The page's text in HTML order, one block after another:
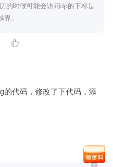
2*dp[N][W]);
= 0;
i++) {
的时候可能会访问dp的下标是
。

的代码，修改了下代码，添